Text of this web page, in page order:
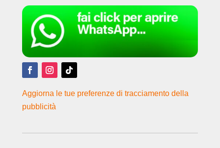
Aggiorna le tue preferenze di tracciamento della
pubblicità